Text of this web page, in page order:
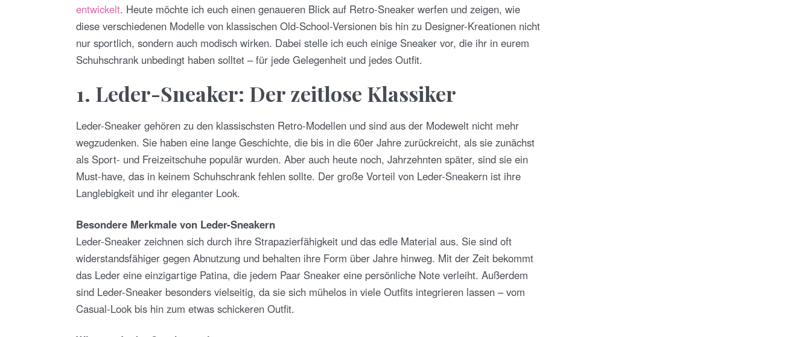
entwickelt. Heute möchte ich euch einen genaueren Blick auf Retro-Sneaker werfen und zeigen, wie
diese verschiedenen Modelle von klassischen Old-School-Versionen bis hin zu Designer-Kreationen nicht
nur sportlich, sondern auch modisch wirken. Dabei stelle ich euch einige Sneaker vor, die ihr in eurem
Schuhschrank unbedingt haben solltet – für jede Gelegenheit und jedes Outfit.
1. Leder-Sneaker: Der zeitlose Klassiker
Leder-Sneaker gehören zu den klassischsten Retro-Modellen und sind aus der Modewelt nicht mehr
wegzudenken. Sie haben eine lange Geschichte, die bis in die 60er Jahre zurückreicht, als sie zunächst
als Sport- und Freizeitschuhe populär wurden. Aber auch heute noch, Jahrzehnten später, sind sie ein
Must-have, das in keinem Schuhschrank fehlen sollte. Der große Vorteil von Leder-Sneakern ist ihre
Langlebigkeit und ihr eleganter Look.
Besondere Merkmale von Leder-Sneakern
Leder-Sneaker zeichnen sich durch ihre Strapazierfähigkeit und das edle Material aus. Sie sind oft
widerstandsfähiger gegen Abnutzung und behalten ihre Form über Jahre hinweg. Mit der Zeit bekommt
das Leder eine einzigartige Patina, die jedem Paar Sneaker eine persönliche Note verleiht. Außerdem
sind Leder-Sneaker besonders vielseitig, da sie sich mühelos in viele Outfits integrieren lassen – vom
Casual-Look bis hin zum etwas schickeren Outfit.